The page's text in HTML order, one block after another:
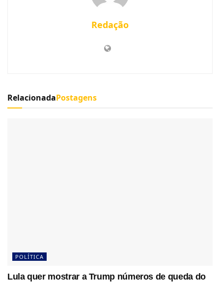
Redação
RelacionadaPostagens
POLÍTICA
Lula quer mostrar a Trump números de queda do